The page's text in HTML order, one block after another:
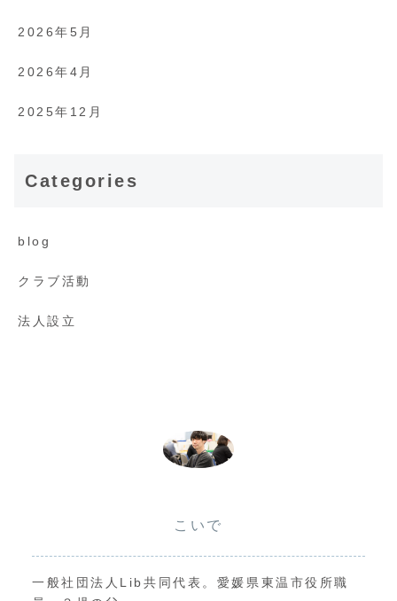
2026年5月
2026年4月
2025年12月
Categories
blog
クラブ活動
法人設立
こいで
一般社団法人Lib共同代表。愛媛県東温市役所職